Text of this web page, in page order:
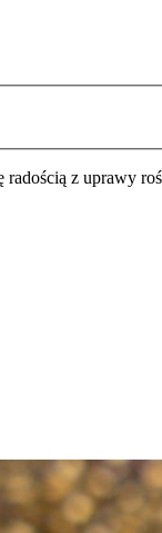
z uprawy